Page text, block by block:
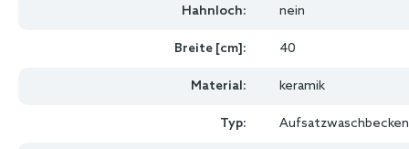
Hahnloch: nein
Breite [cm]: 40
Material: keramik
Typ: Aufsatzwaschbecken